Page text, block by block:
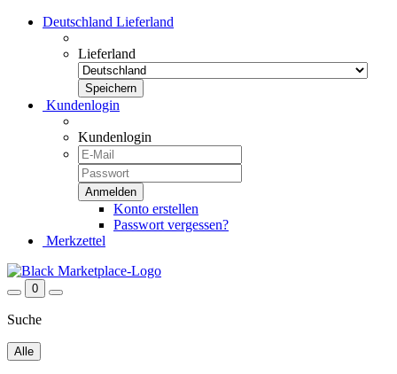
Deutschland Lieferland
Lieferland
Kundenlogin
Kundenlogin
Konto erstellen
Passwort vergessen?
Merkzettel
0
Suche
Alle